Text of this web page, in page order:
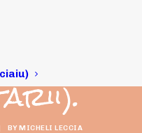
i
BYMICHELI LECCIA